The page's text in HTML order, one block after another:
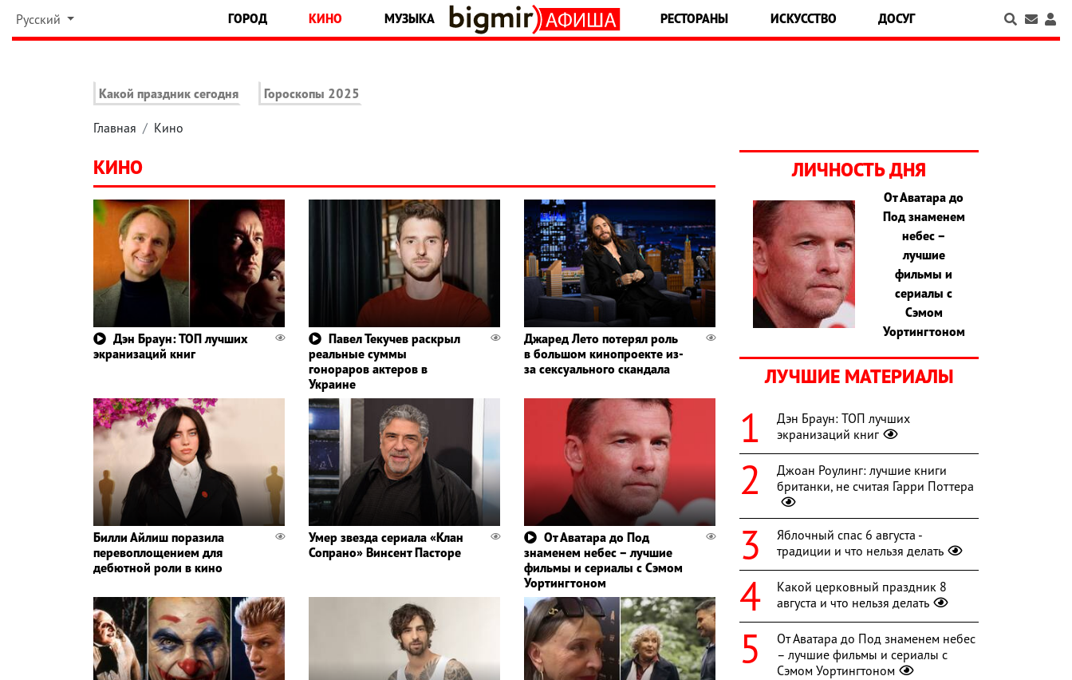
Русский ГОРОД КИНО МУЗЫКА РЕСТОРАНЫ ИСКУССТВО ДОСУГ
Какой праздник сегодня Гороскопы 2025
Главная Кино
КИНО
Дэн Браун: ТОП лучших
экранизаций книг
Павел Текучев раскрыл
реальные суммы
гонораров актеров в
Украине
Джаред Лето потерял роль
в большом кинопроекте из-
за сексуального скандала
Билли Айлиш поразила
перевоплощением для
дебютной роли в кино
Умер звезда сериала «Клан
Сопрано» Винсент Пасторе
От Аватара до Под
знаменем небес – лучшие
фильмы и сериалы с Сэмом
Уортингтоном
ЛИЧНОСТЬ ДНЯ
От Аватара до
Под знаменем
небес –
лучшие
фильмы и
сериалы с
Сэмом
Уортингтоном
ЛУЧШИЕ МАТЕРИАЛЫ
Дэн Браун: ТОП лучших
экранизаций книг
Джоан Роулинг: лучшие книги
британки, не считая Гарри Поттера
Яблочный спас 6 августа -
традиции и что нельзя делать
Какой церковный праздник 8
августа и что нельзя делать
От Аватара до Под знаменем небес
– лучшие фильмы и сериалы с
Сэмом Уортингтоном